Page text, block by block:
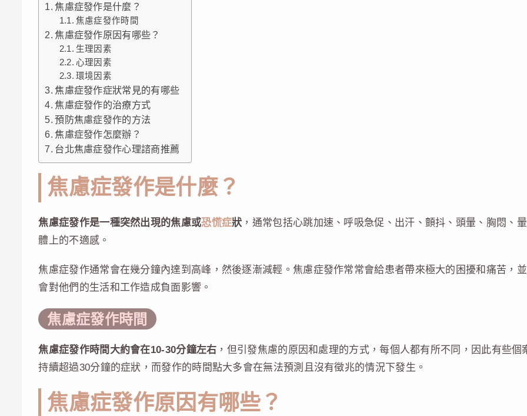
焦慮症發作是什麼？
焦慮症發作時間
焦慮症發作原因有哪些？
生理因素
心理因素
環境因素
焦慮症發作症狀常見的有哪些
焦慮症發作的治療方式
預防焦慮症發作的方法
焦慮症發作怎麼辦？
台北焦慮症發作心理諮商推薦
焦慮症發作是什麼？
焦慮症發作是一種突然出現的焦慮或恐慌症狀 ，通常包括心跳加速、呼吸急促、出汗、顫抖、頭暈、胸悶、
體上的不適感。
焦慮症發作通常會在幾分鐘內達到高峰，然後逐漸減輕。焦慮症發作常常會給患者帶來極大的困擾和痛苦，
會對他們的生活和工作造成負面影響。
焦慮症發作時間
焦慮症發作時間大約會在10-30分鐘左右 ，但引發焦慮的原因和處理的方式，每個人都有所不同，因此有些個
持續超過30分鐘的症狀，而發作的時間點大多會在無法預測且沒有徵兆的情況下發生。
焦慮症發作原因有哪些？